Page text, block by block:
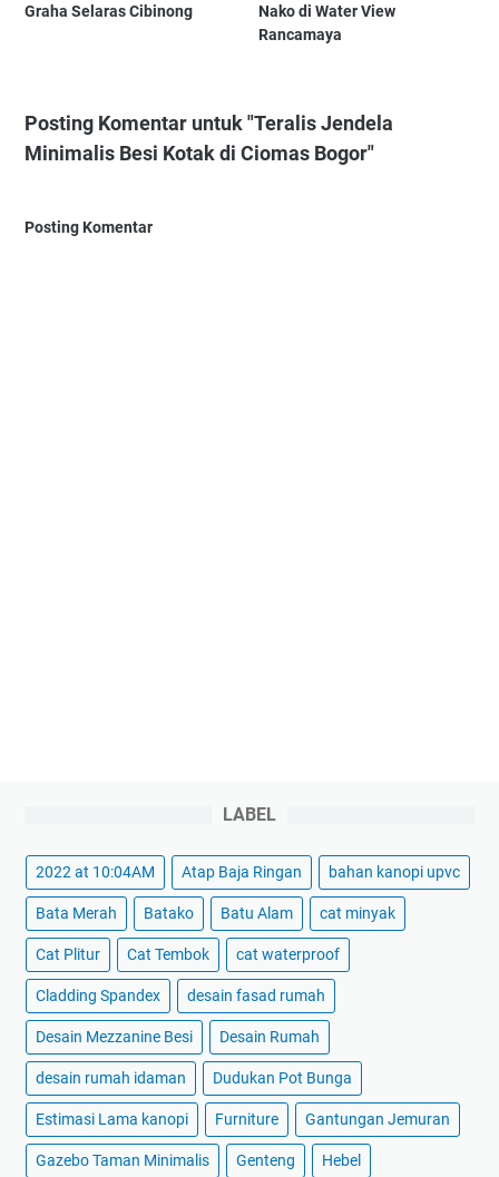
Graha Selaras Cibinong
Nako di Water View
Rancamaya
Posting Komentar untuk "Teralis Jendela
Minimalis Besi Kotak di Ciomas Bogor"
Posting Komentar
LABEL
2022 at 10:04AM Atap Baja Ringan bahan kanopi upvc
Bata Merah Batako Batu Alam cat minyak
Cat Plitur Cat Tembok cat waterproof
Cladding Spandex desain fasad rumah
Desain Mezzanine Besi Desain Rumah
desain rumah idaman Dudukan Pot Bunga
Estimasi Lama kanopi Furniture Gantungan Jemuran
Gazebo Taman Minimalis Genteng Hebel